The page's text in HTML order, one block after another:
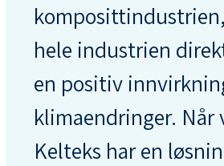
hele industrien
en positiv
klimaendringer. Når
Kelteks har en